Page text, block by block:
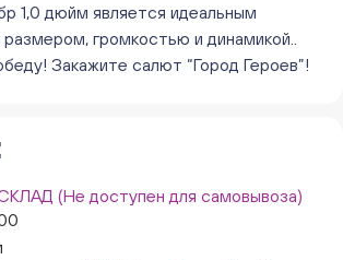
1,0 дюйм является идеальным
громкостью и динамикой..
Закажите салют “Город Героев”!
(Не доступен для самовывоза)